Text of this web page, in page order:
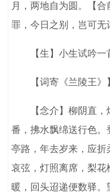
月，两地自为圆。【
罪，今日之别，岂可无
【生】小生试吟一
【词寄《兰陵王》
【念介】柳阴直，
番，拂水飘绵送行色
亭路，年去岁来，应
哀弦，灯照离席，梨
暖，回头迢递便数驿。